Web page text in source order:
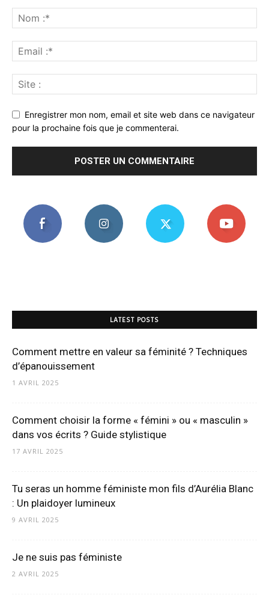
Enregistrer mon nom, email et site web dans ce navigateur
pour la prochaine fois que je commenterai.
LATEST POSTS
Comment mettre en valeur sa féminité ? Techniques
d’épanouissement
1 AVRIL 2025
Comment choisir la forme « fémini » ou « masculin »
dans vos écrits ? Guide stylistique
17 AVRIL 2025
Tu seras un homme féministe mon fils d’Aurélia Blanc
: Un plaidoyer lumineux
9 AVRIL 2025
Je ne suis pas féministe
2 AVRIL 2025